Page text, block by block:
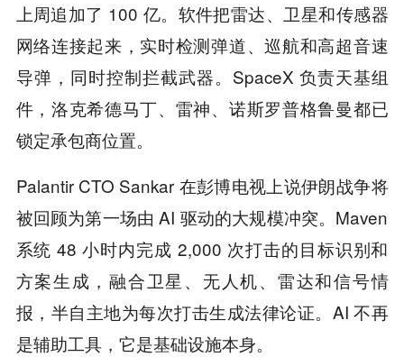
上周追加了 100 亿。软件把雷达、卫星和传感器
网络连接起来，实时检测弹道、巡航和高超音速
导弹，同时控制拦截武器。SpaceX 负责天基组
件，洛克希德马丁、雷神、诺斯罗普格鲁曼都已
锁定承包商位置。
Palantir CTO Sankar 在彭博电视上说伊朗战争将
被回顾为第一场由 AI 驱动的大规模冲突。Maven
系统 48 小时内完成 2,000 次打击的目标识别和
方案生成，融合卫星、无人机、雷达和信号情
报，半自主地为每次打击生成法律论证。AI 不再
是辅助工具，它是基础设施本身。